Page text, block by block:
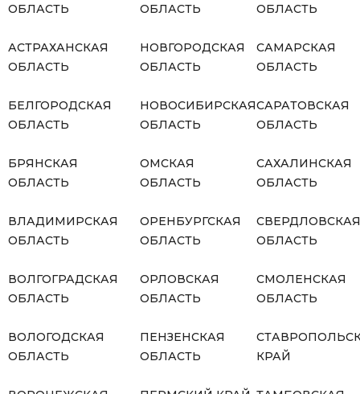
ОБЛАСТЬ
АСТРАХАНСКАЯ
ОБЛАСТЬ
БЕЛГОРОДСКАЯ
ОБЛАСТЬ
БРЯНСКАЯ
ОБЛАСТЬ
ВЛАДИМИРСКАЯ
ОБЛАСТЬ
ВОЛГОГРАДСКАЯ
ОБЛАСТЬ
ВОЛОГОДСКАЯ
ОБЛАСТЬ
ОБЛАСТЬ
НОВГОРОДСКАЯ
ОБЛАСТЬ
НОВОСИБИРСКАЯ
ОБЛАСТЬ
ОМСКАЯ
ОБЛАСТЬ
ОРЕНБУРГСКАЯ
ОБЛАСТЬ
ОРЛОВСКАЯ
ОБЛАСТЬ
ПЕНЗЕНСКАЯ
ОБЛАСТЬ
ОБЛАСТЬ
САМАРСКАЯ
ОБЛАСТЬ
САРАТОВСКАЯ
ОБЛАСТЬ
САХАЛИНСКАЯ
ОБЛАСТЬ
СВЕРДЛОВСКАЯ
ОБЛАСТЬ
СМОЛЕНСКАЯ
ОБЛАСТЬ
КРАЙ